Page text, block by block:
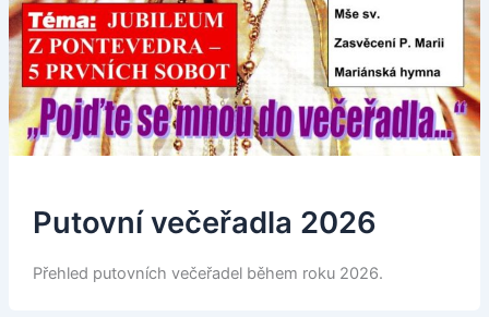
Putovní večeřadla 2026
Přehled putovních večeřadel během roku 2026.